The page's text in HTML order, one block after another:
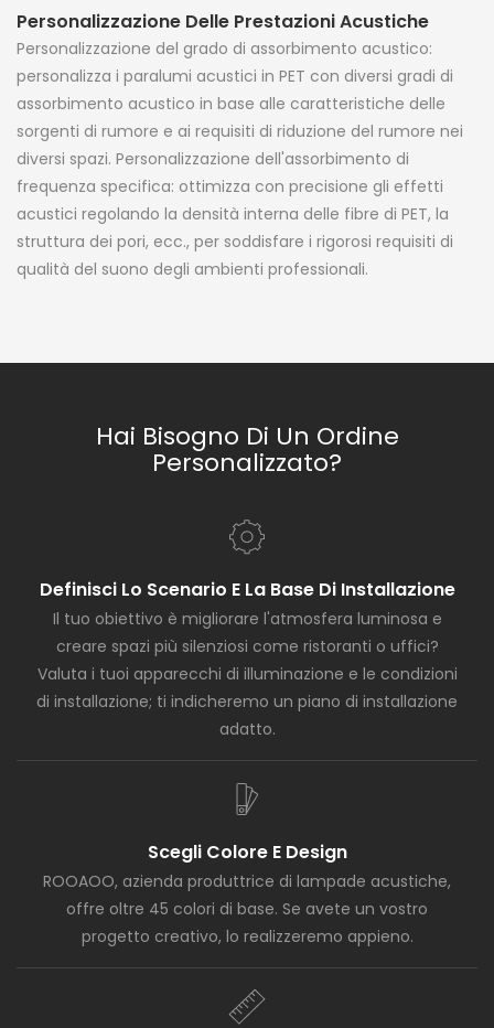
Personalizzazione Delle Prestazioni Acustiche
Personalizzazione del grado di assorbimento acustico:
personalizza i paralumi acustici in PET con diversi gradi di
assorbimento acustico in base alle caratteristiche delle
sorgenti di rumore e ai requisiti di riduzione del rumore nei
diversi spazi. Personalizzazione dell'assorbimento di
frequenza specifica: ottimizza con precisione gli effetti
acustici regolando la densità interna delle fibre di PET, la
struttura dei pori, ecc., per soddisfare i rigorosi requisiti di
qualità del suono degli ambienti professionali.
Hai Bisogno Di Un Ordine
Personalizzato?
Definisci Lo Scenario E La Base Di Installazione
Il tuo obiettivo è migliorare l'atmosfera luminosa e
creare spazi più silenziosi come ristoranti o uffici?
Valuta i tuoi apparecchi di illuminazione e le condizioni
di installazione; ti indicheremo un piano di installazione
adatto.
Scegli Colore E Design
ROOAOO, azienda produttrice di lampade acustiche,
offre oltre 45 colori di base. Se avete un vostro
progetto creativo, lo realizzeremo appieno.